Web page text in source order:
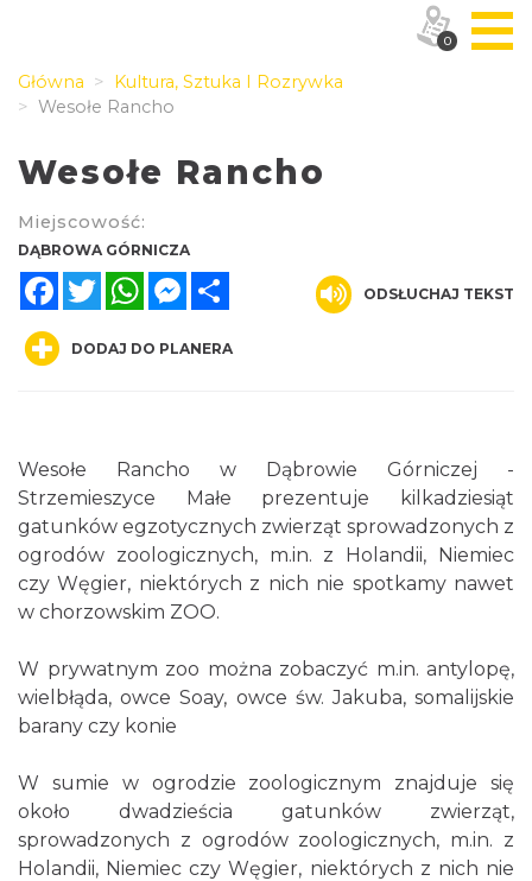
Główna
Kultura, Sztuka I Rozrywka
Wesołe Rancho
Wesołe Rancho
Miejscowość:
DĄBROWA GÓRNICZA
FacebookTwitterWhatsAppMessenger
ODSŁUCHAJ TEKST
DODAJ DO PLANERA
Wesołe Rancho w Dąbrowie Górniczej -
Strzemieszyce Małe prezentuje kilkadziesiąt
gatunków egzotycznych zwierząt sprowadzonych z
ogrodów zoologicznych, m.in. z Holandii, Niemiec
czy Węgier, niektórych z nich nie spotkamy nawet
w chorzowskim ZOO.
W prywatnym zoo można zobaczyć m.in. antylopę,
wielbłąda, owce Soay, owce św. Jakuba, somalijskie
barany czy konie
W sumie w ogrodzie zoologicznym znajduje się
około dwadzieścia gatunków zwierząt,
sprowadzonych z ogrodów zoologicznych, m.in. z
Holandii, Niemiec czy Węgier, niektórych z nich nie
0